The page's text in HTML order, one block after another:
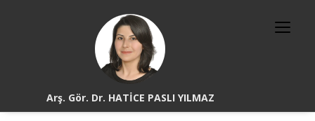
Arş. Gör. Dr. HATİCE PASLI YILMAZ